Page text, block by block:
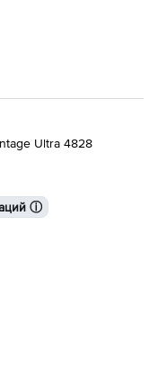
Ultra 4828
ⓘ